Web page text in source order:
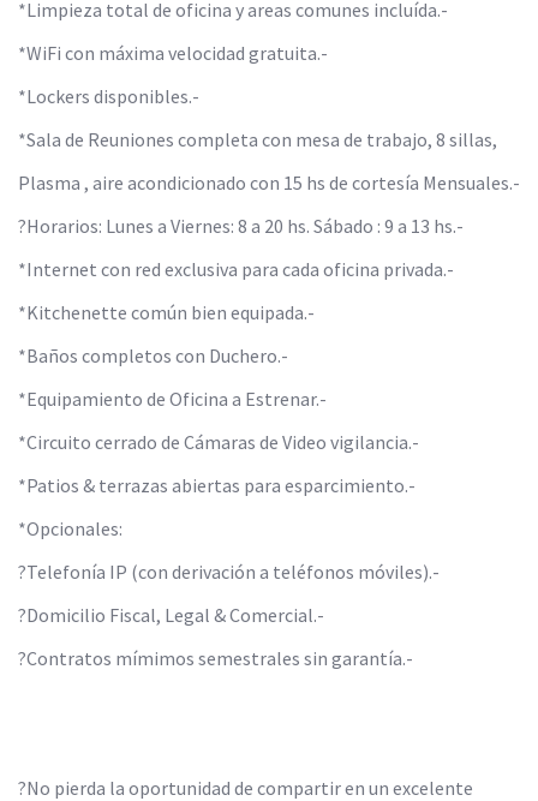
*Limpieza total de oficina y areas comunes incluída.-
*WiFi con máxima velocidad gratuita.-
*Lockers disponibles.-
*Sala de Reuniones completa con mesa de trabajo, 8 sillas,
Plasma , aire acondicionado con 15 hs de cortesía Mensuales.-
?Horarios: Lunes a Viernes: 8 a 20 hs. Sábado : 9 a 13 hs.-
*Internet con red exclusiva para cada oficina privada.-
*Kitchenette común bien equipada.-
*Baños completos con Duchero.-
*Equipamiento de Oficina a Estrenar.-
*Circuito cerrado de Cámaras de Video vigilancia.-
*Patios & terrazas abiertas para esparcimiento.-
*Opcionales:
?Telefonía IP (con derivación a teléfonos móviles).-
?Domicilio Fiscal, Legal & Comercial.-
?Contratos mímimos semestrales sin garantía.-
?No pierda la oportunidad de compartir en un excelente